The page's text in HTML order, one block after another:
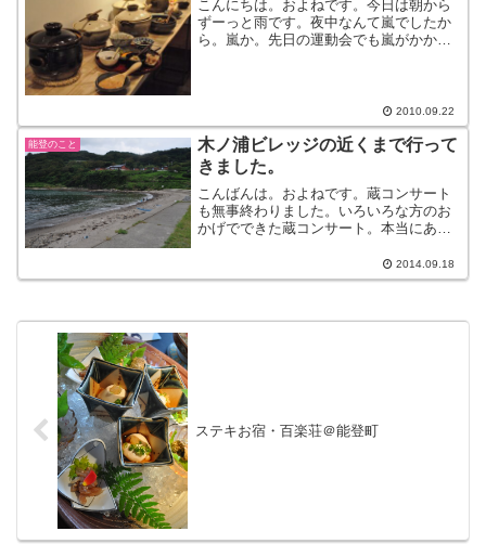
こんにちは。およねです。今日は朝から
ずーっと雨です。夜中なんて嵐でしたか
ら。嵐か。先日の運動会でも嵐がかかっ
2010.09.22
能登のこと
木ノ浦ビレッジの近くまで行って
きました。
こんばんは。およねです。蔵コンサート
も無事終わりました。いろいろな方のお
かげでできた蔵コンサート。本当にあり
です。感謝いたします。さて、そんな次
の日ですが珠洲の新しいスポット【木ノ
2014.09.18
ステキお宿・百楽荘＠能登町